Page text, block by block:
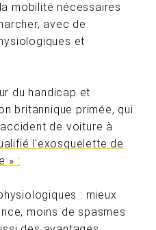
mobilité nécessaires
avec de
et
du handicap et
britannique primée, qui
de voiture à
l'exosquelette de
» :
: mieux
moins de spasmes